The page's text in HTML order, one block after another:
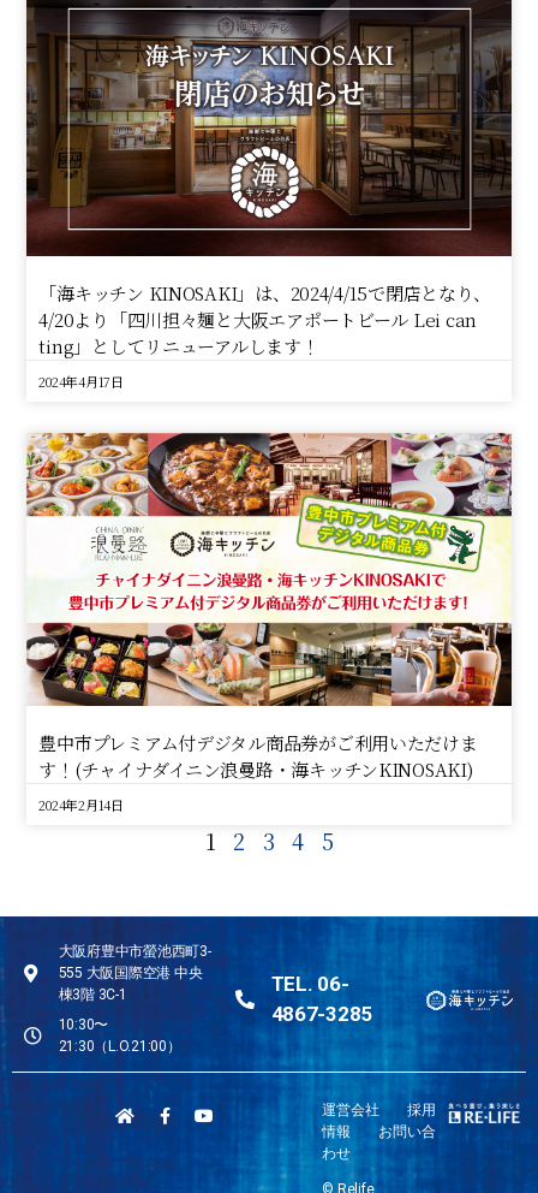
「海キッチン KINOSAKI」は、2024/4/15で閉店となり、
4/20より「四川担々麺と大阪エアポートビール Lei can
ting」としてリニューアルします！
2024年4月17日
豊中市プレミアム付デジタル商品券がご利用いただけま
す！(チャイナダイニン浪曼路・海キッチンKINOSAKI)
2024年2月14日
1 2 3 4 5
大阪府豊中市螢池西町3-
555 大阪国際空港 中央
棟3階 3C-1
10:30〜
21:30（L.O.21:00）
TEL. 06-
4867-3285
運営会社
採用
情報
お問い合
わせ
© Relife